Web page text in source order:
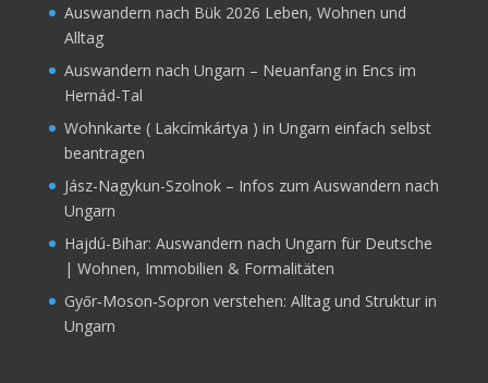
Auswandern nach Bük 2026 Leben, Wohnen und
Alltag
Auswandern nach Ungarn – Neuanfang in Encs im
Hernád-Tal
Wohnkarte ( Lakcímkártya ) in Ungarn einfach selbst
beantragen
Jász-Nagykun-Szolnok – Infos zum Auswandern nach
Ungarn
Hajdú-Bihar: Auswandern nach Ungarn für Deutsche
| Wohnen, Immobilien & Formalitäten
Győr‑Moson‑Sopron verstehen: Alltag und Struktur in
Ungarn